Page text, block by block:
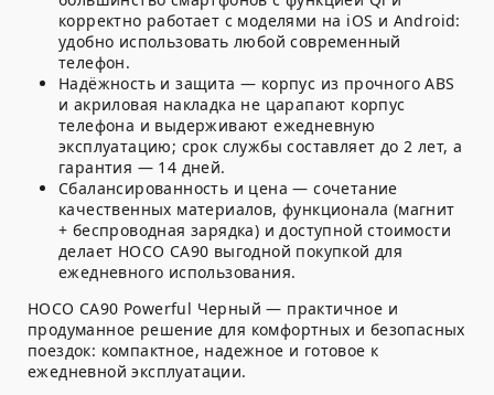
корректно работает с моделями на iOS и Android:
удобно использовать любой современный
телефон.
Надёжность и защита — корпус из прочного ABS
и акриловая накладка не царапают корпус
телефона и выдерживают ежедневную
эксплуатацию; срок службы составляет до 2 лет, а
гарантия — 14 дней.
Сбалансированность и цена — сочетание
качественных материалов, функционала (магнит
+ беспроводная зарядка) и доступной стоимости
делает HOCO CA90 выгодной покупкой для
ежедневного использования.
HOCO CA90 Powerful Черный — практичное и
продуманное решение для комфортных и безопасных
поездок: компактное, надежное и готовое к
ежедневной эксплуатации.